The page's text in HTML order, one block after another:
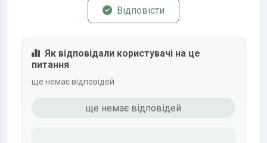
Відповісти
Як відповідали користувачі на це
питання
ще немає відповідей
ще немає відповідей